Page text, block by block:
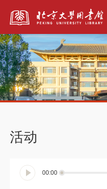
全部资源
活动
00:00